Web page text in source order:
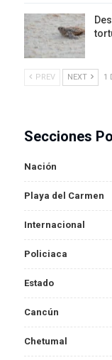
PREV NEXT 1
Secciones
Nación
Playa del Carmen
Internacional
Policiaca
Estado
Cancún
Chetumal